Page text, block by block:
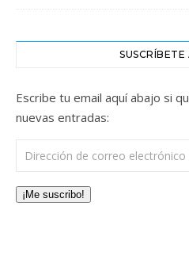
Escribe tu email aquí abajo si
nuevas entradas:
Dirección de correo electrónico
¡Me suscribo!